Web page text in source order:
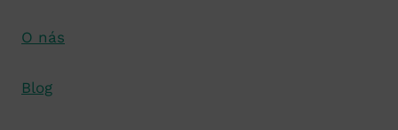
O nás
Blog